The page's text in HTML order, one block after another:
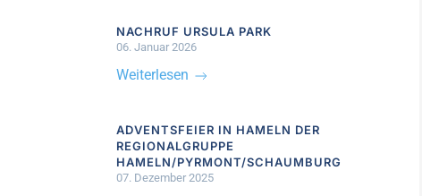
NACHRUF URSULA PARK
06. Januar 2026
Weiterlesen
ADVENTSFEIER IN HAMELN DER
REGIONALGRUPPE
HAMELN/PYRMONT/SCHAUMBURG
07. Dezember 2025